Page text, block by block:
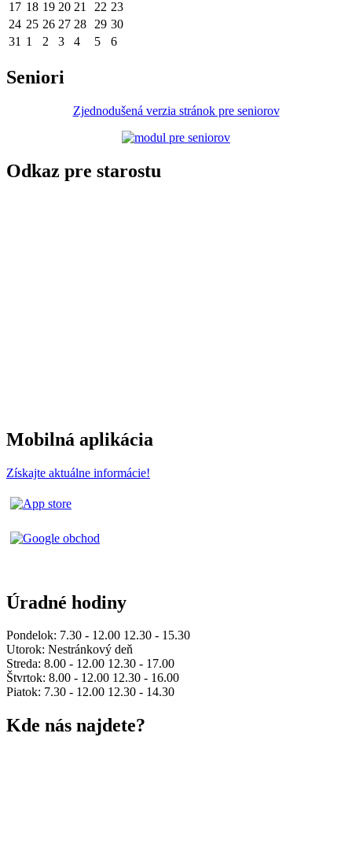
17 18 19 20 21 22 23
24 25 26 27 28 29 30
31 1 2 3 4 5 6
Seniori
Zjednodušená verzia stránok pre seniorov
Odkaz pre starostu
Mobilná aplikácia
Získajte aktuálne informácie!
Úradné hodiny
Pondelok: 7.30 - 12.00 12.30 - 15.30
Utorok: Nestránkový deň
Streda: 8.00 - 12.00 12.30 - 17.00
Štvrtok: 8.00 - 12.00 12.30 - 16.00
Piatok: 7.30 - 12.00 12.30 - 14.30
Kde nás najdete?